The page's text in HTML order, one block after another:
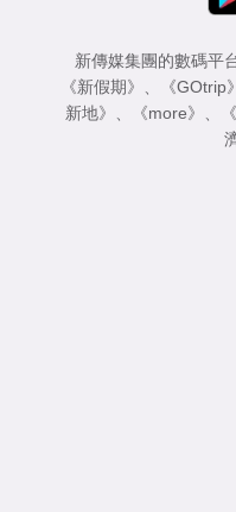
新傳媒集團的數碼平
《新假期》
《GOtrip》
新地》
《more》